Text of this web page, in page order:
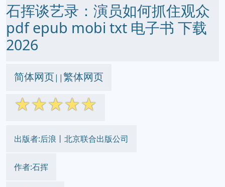
石挥谈艺录：演员如何抓住观众
pdf epub mobi txt 电子书 下载
2026
简体网页||繁体网页
☆☆☆☆☆
出版者:后浪丨北京联合出版公司
作者:石挥